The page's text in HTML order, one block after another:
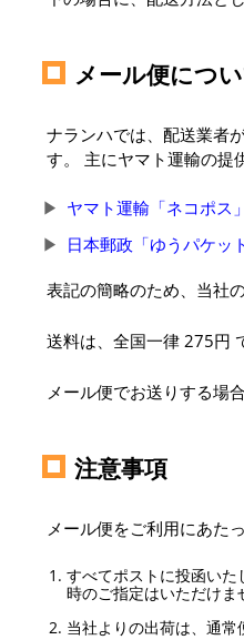
メール便につ
ナランハでは、配送業者
す。 主にヤマト運輸の提
ヤマト運輸「ネコポス
日本郵政「ゆうパケッ
表記の簡略のため、当社
送料は、全国一律 275円
メール便でお送りする場
注意事項
メール便をご利用にあた
すべてポストに投函いた
時のご指定はいただけま
当社よりの出荷は、通常